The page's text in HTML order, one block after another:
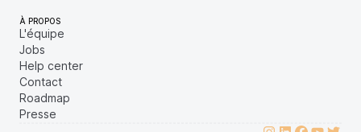
À PROPOS
L'équipe
Jobs
Help center
Contact
Roadmap
Presse